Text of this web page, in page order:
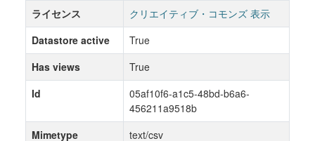
ライセンス
クリエイティブ・コモンズ 表示
Datastore active
True
Has views
True
Id
05af10f6-a1c5-48bd-b6a6-
456211a9518b
Mimetype
text/csv